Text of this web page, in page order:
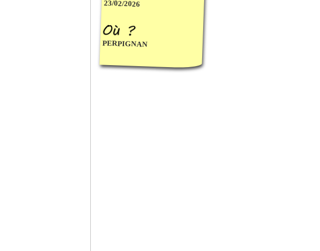
23/02/2026
PERPIGNAN